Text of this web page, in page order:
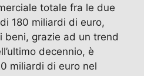
totale fra le due
180 miliardi di euro,
beni, grazie ad un trend
decennio, è
miliardi di euro nel